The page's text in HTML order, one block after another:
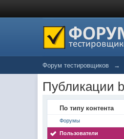
Форум тестировщиков →
Публикации
По типу контента
Форумы
Пользователи